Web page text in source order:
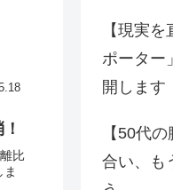
比
【現実
ポーター
開します
【50代
合い、も